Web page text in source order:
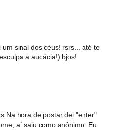
um sinal dos céus! rsrs... até te
a audácia!) bjos!
Na hora de postar dei "enter"
aí saiu como anônimo. Eu